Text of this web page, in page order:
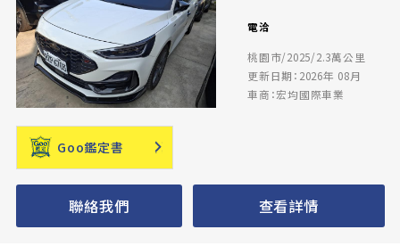
電洽
桃園市/2025/2.3萬公里
更新日期：2026年 08月
車商：宏均國際車業
Goo鑑定書
聯絡我們 查看詳情